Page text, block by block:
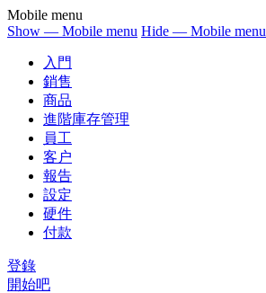
Mobile menu
Show — Mobile menu Hide — Mobile menu
入門
銷售
商品
進階庫存管理
員工
客户
報告
設定
硬件
付款
登錄
開始吧